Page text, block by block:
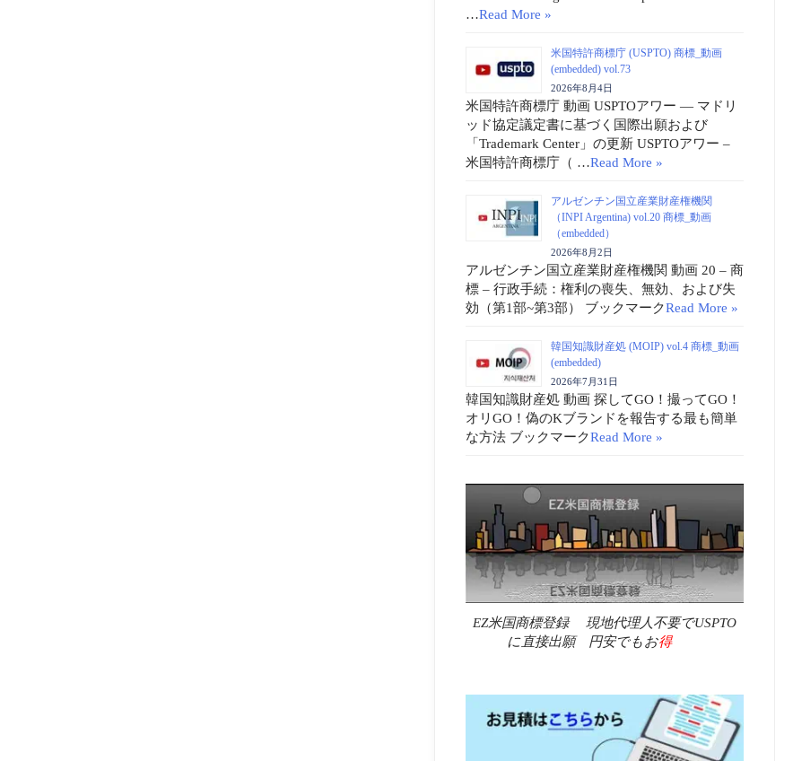
…Read More »
米国特許商標庁 (USPTO) 商標_動画
(embedded) vol.73
2026年8月4日
米国特許商標庁 動画 USPTOアワー ― マドリ
ッド協定議定書に基づく国際出願および
「Trademark Center」の更新 USPTOアワー –
米国特許商標庁（ …Read More »
アルゼンチン国立産業財産権機関
（INPI Argentina) vol.20 商標_動画
（embedded）
2026年8月2日
アルゼンチン国立産業財産権機関 動画 20 – 商
標 – 行政手続：権利の喪失、無効、および失
効（第1部~第3部） ブックマークRead More »
韓国知識財産処 (MOIP) vol.4 商標_動画
(embedded)
2026年7月31日
韓国知識財産処 動画 探してGO！撮ってGO！
オリGO！偽のKブランドを報告する最も簡単
な方法 ブックマークRead More »
EZ米国商標登録 現地代理人不要でUSPTO
に直接出願 円安でもお得